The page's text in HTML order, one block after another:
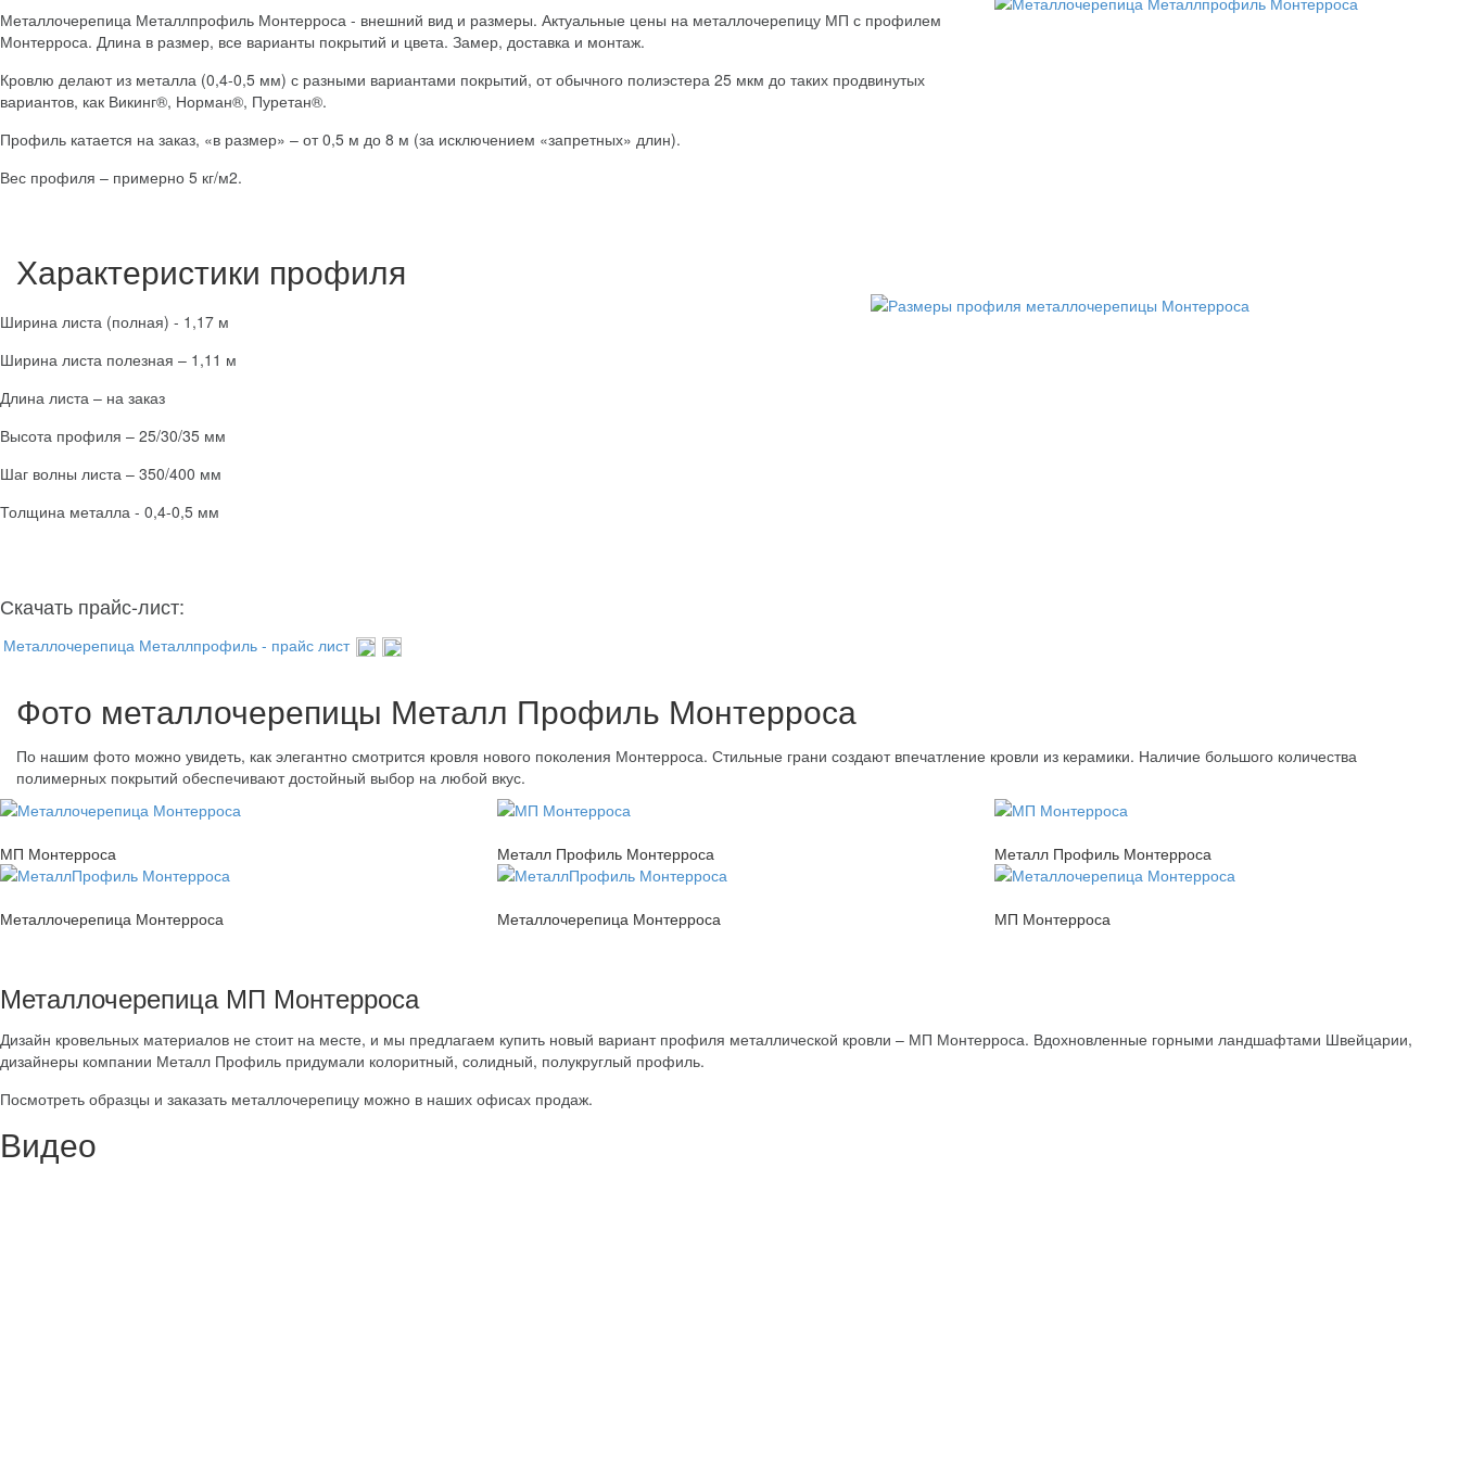
Металлочерепица Металлпрофиль Монтерроса - внешний вид и размеры. Актуальные цены на металлочерепицу МП с профилем
Монтерроса. Длина в размер, все варианты покрытий и цвета. Замер, доставка и монтаж.
Кровлю делают из металла (0,4-0,5 мм) с разными вариантами покрытий, от обычного полиэстера 25 мкм до таких продвинутых
вариантов, как Викинг®, Норман®, Пуретан®.
Профиль катается на заказ, «в размер» – от 0,5 м до 8 м (за исключением «запретных» длин).
Вес профиля – примерно 5 кг/м2.
Характеристики профиля
Ширина листа (полная) - 1,17 м
Ширина листа полезная – 1,11 м
Длина листа – на заказ
Высота профиля – 25/30/35 мм
Шаг волны листа – 350/400 мм
Толщина металла - 0,4-0,5 мм
Скачать прайс-лист:
Металлочерепица Металлпрофиль - прайс лист
Фото металлочерепицы Металл Профиль Монтерроса
По нашим фото можно увидеть, как элегантно смотрится кровля нового поколения Монтерроса. Стильные грани создают впечатление кровли из керамики. Наличие большого количества
полимерных покрытий обеспечивают достойный выбор на любой вкус.
МП Монтерроса Металл Профиль Монтерроса Металл Профиль Монтерроса
Металлочерепица Монтерроса Металлочерепица Монтерроса МП Монтерроса
Металлочерепица МП Монтерроса
Дизайн кровельных материалов не стоит на месте, и мы предлагаем купить новый вариант профиля металлической кровли – МП Монтерроса. Вдохновленные горными ландшафтами Швейцарии,
дизайнеры компании Металл Профиль придумали колоритный, солидный, полукруглый профиль.
Посмотреть образцы и заказать металлочерепицу можно в наших офисах продаж.
Видео